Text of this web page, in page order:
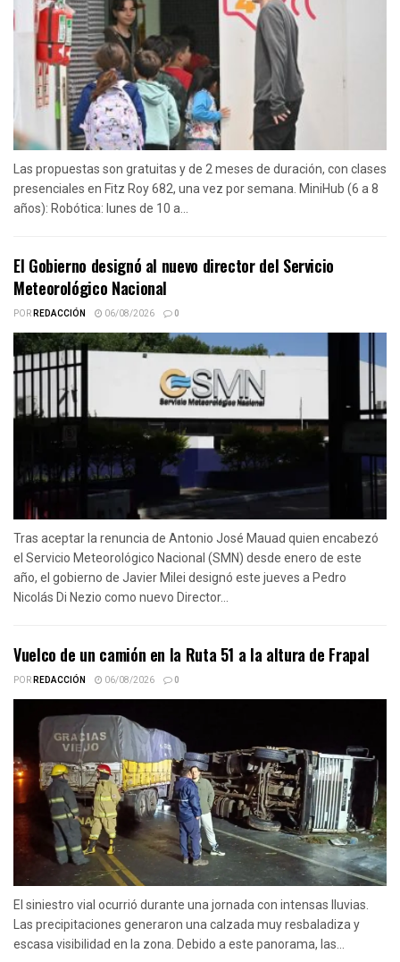
Las propuestas son gratuitas y de 2 meses de duración, con clases
presenciales en Fitz Roy 682, una vez por semana. MiniHub (6 a 8
años): Robótica: lunes de 10 a...
El Gobierno designó al nuevo director del Servicio
Meteorológico Nacional
PORREDACCIÓN 06/08/2026 0
Tras aceptar la renuncia de Antonio José Mauad quien encabezó
el Servicio Meteorológico Nacional (SMN) desde enero de este
año, el gobierno de Javier Milei designó este jueves a Pedro
Nicolás Di Nezio como nuevo Director...
Vuelco de un camión en la Ruta 51 a la altura de Frapal
PORREDACCIÓN 06/08/2026 0
El siniestro vial ocurrió durante una jornada con intensas lluvias.
Las precipitaciones generaron una calzada muy resbaladiza y
escasa visibilidad en la zona. Debido a este panorama, las...